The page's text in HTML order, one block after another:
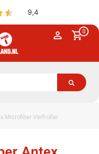
0
Microfiber Verfroller